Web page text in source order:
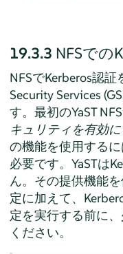
19.3.3 NFSでの
NFSでKerberos認
Security Services
す。最初のYaST
キュリティを有効
の機能を使用する
必要です。YaSTは
ん。その提供機能
定に加えて、
定を実行する前に
ください。